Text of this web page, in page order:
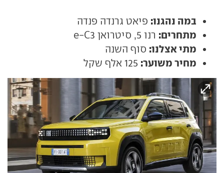
במה נהגנו: פיאט גרנדה פנדה
מתחרים: רנו 5, סיטרואן e-C3
מתי אצלנו: סוף השנה
מחיר משוער: